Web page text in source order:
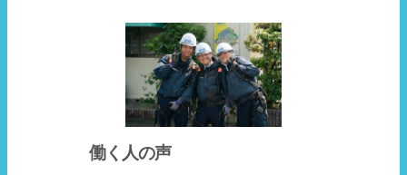
働く人の声